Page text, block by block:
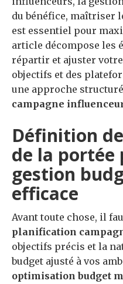
du bénéfice, maîtriser
est essentiel pour
article décompose les
répartir et ajuster
objectifs et des
une approche
campagne
Définition
de la portée
gestion
efficace
Avant toute chose, il
planification
objectifs précis et la
budget ajusté à vos
optimisation budget